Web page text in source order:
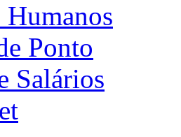
Humanos
Ponto
Salários